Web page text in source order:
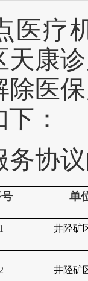
医疗
天康
除医
：
务协
单
1 井陉矿
2 井陉矿